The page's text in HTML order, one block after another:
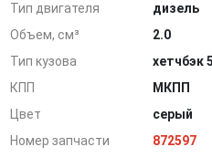
Тип двигателя
дизель
Объем, см³
2.0
Тип кузова
хетчбэк
КПП
МКПП
Цвет
серый
Номер запчасти
872597